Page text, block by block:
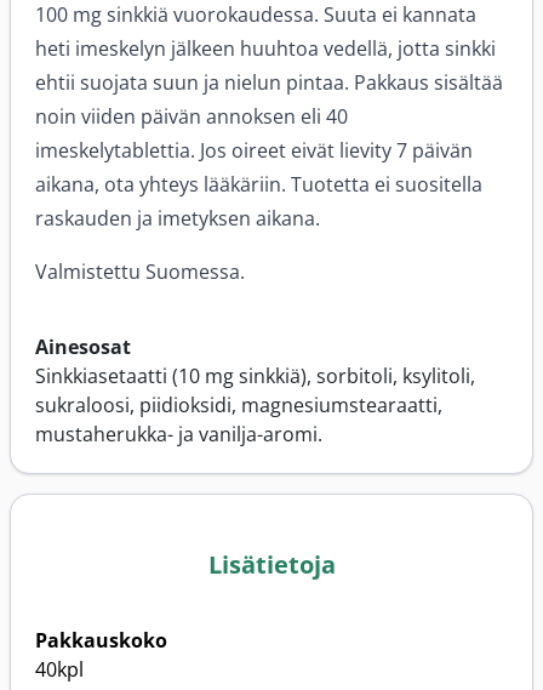
100 mg sinkkiä vuorokaudessa. Suuta ei kannata
heti imeskelyn jälkeen huuhtoa vedellä, jotta sinkki
ehtii suojata suun ja nielun pintaa. Pakkaus sisältää
noin viiden päivän annoksen eli 40
imeskelytablettia. Jos oireet eivät lievity 7 päivän
aikana, ota yhteys lääkäriin. Tuotetta ei suositella
raskauden ja imetyksen aikana.
Valmistettu Suomessa.
Ainesosat
Sinkkiasetaatti (10 mg sinkkiä), sorbitoli, ksylitoli,
sukraloosi, piidioksidi, magnesiumstearaatti,
mustaherukka- ja vanilja-aromi.
Lisätietoja
Pakkauskoko
40kpl